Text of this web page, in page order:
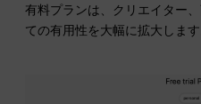
有料プランは、クリエイター
ての有用性を大幅に拡大します